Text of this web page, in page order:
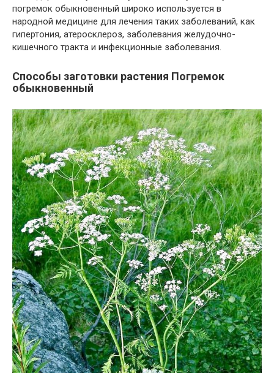
погремок обыкновенный широко используется в
народной медицине для лечения таких заболеваний, как
гипертония, атеросклероз, заболевания желудочно-
кишечного тракта и инфекционные заболевания.
Способы заготовки растения Погремок
обыкновенный